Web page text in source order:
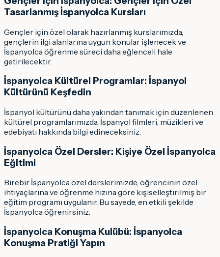
Tasarlanmış İspanyolca Kursları
Gençler için özel olarak hazırlanmış kurslarımızda,
gençlerin ilgi alanlarına uygun konular işlenecek ve
İspanyolca öğrenme süreci daha eğlenceli hale
getirilecektir.
İspanyolca Kültürel Programlar: İspanyol
Kültürünü Keşfedin
İspanyol kültürünü daha yakından tanımak için düzenlenen
kültürel programlarımızda, İspanyol filmleri, müzikleri ve
edebiyatı hakkında bilgi edineceksiniz.
İspanyolca Özel Dersler: Kişiye Özel İspanyolca
Eğitimi
Birebir İspanyolca özel derslerimizde, öğrencinin özel
ihtiyaçlarına ve öğrenme hızına göre kişiselleştirilmiş bir
eğitim programı uygulanır. Bu sayede, en etkili şekilde
İspanyolca öğrenirsiniz.
İspanyolca Konuşma Kulübü: İspanyolca
Konuşma Pratiği Yapın